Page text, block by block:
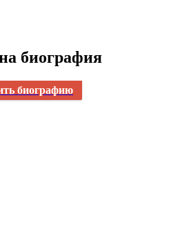
биография
биографию